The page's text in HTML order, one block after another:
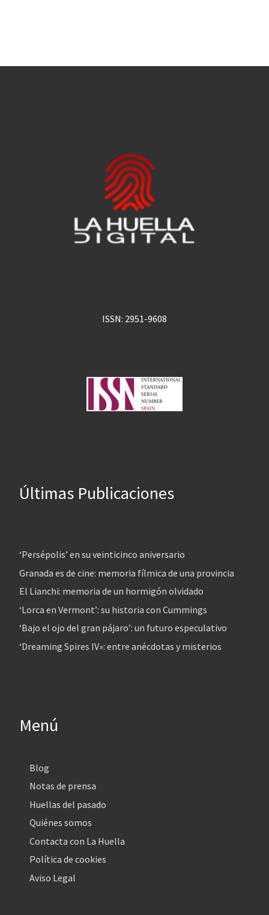
ISSN: 2951-9608
Últimas Publicaciones
‘Persépolis’ en su veinticinco aniversario
Granada es de cine: memoria fílmica de una provincia
El Lianchi: memoria de un hormigón olvidado
‘Lorca en Vermont’: su historia con Cummings
‘Bajo el ojo del gran pájaro’: un futuro especulativo
‘Dreaming Spires IV»: entre anécdotas y misterios
Menú
Blog
Notas de prensa
Huellas del pasado
Quiénes somos
Contacta con La Huella
Política de cookies
Aviso Legal